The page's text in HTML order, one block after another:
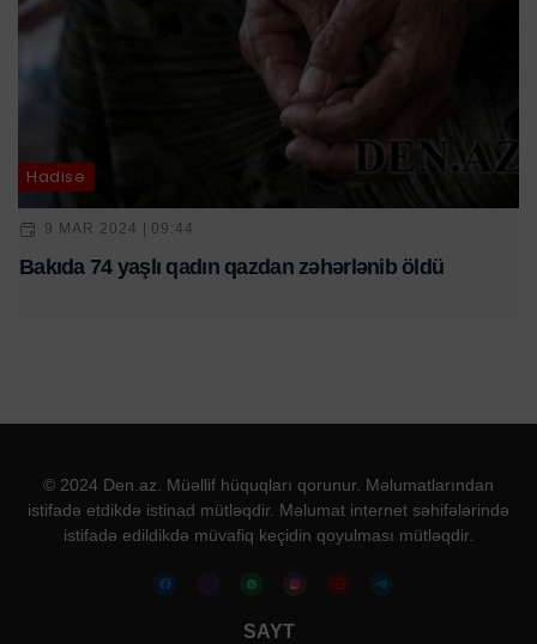
Hadisə
9 MAR 2024 | 09:44
Bakıda 74 yaşlı qadın qazdan zəhərlənib öldü
© 2024 Den.az. Müəllif hüquqları qorunur. Məlumatlarından
istifadə etdikdə istinad mütləqdir. Məlumat internet səhifələrində
istifadə edildikdə müvafiq keçidin qoyulması mütləqdir.
SAYT